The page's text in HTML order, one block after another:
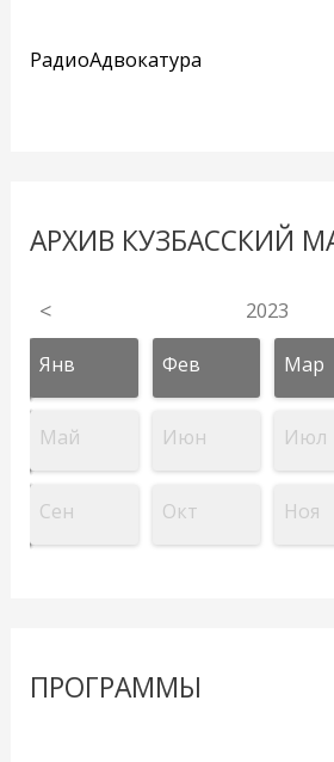
РадиоАдвокатура
АРХИВ КУЗБАССКИЙ
< 2023
Янв Фев Мар
Май Июн Июл
Сен Окт Ноя
ПРОГРАММЫ